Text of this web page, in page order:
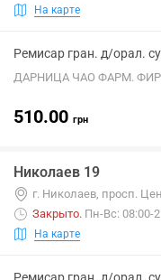
На карте
Ремисар гран. д/орал.
ДАРНИЦА ЧАО ФАРМ.
510.00 грн
Николаев 19
г. Николаев, просп.
Закрыто. Пн-Вс: 08:00-
На карте